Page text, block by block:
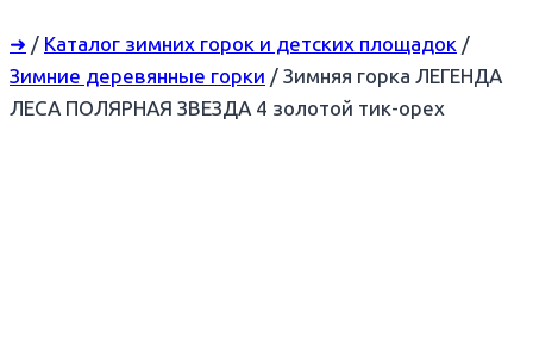
➜ / Каталог зимних горок и детских площадок /
Зимние деревянные горки / Зимняя горка ЛЕГЕНДА
ЛЕСА ПОЛЯРНАЯ ЗВЕЗДА 4 золотой тик-орех